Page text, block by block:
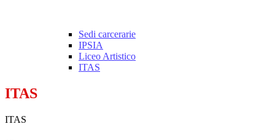
Sedi carcerarie
IPSIA
Liceo Artistico
ITAS
ITAS
ITAS